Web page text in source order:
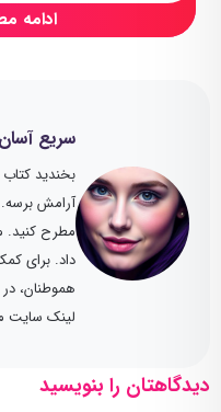
سریع آسان
بخندید
آرامش
مطرح کنید.
داد. برای
هموطنان،
لینک سایت
ادامه
دیدگاهتان را بنویسید